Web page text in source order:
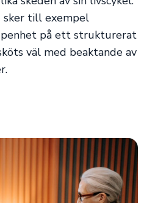
sker till exempel
på ett strukturerat
väl med beaktande av